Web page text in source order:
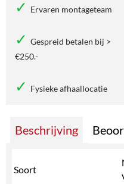
Ervaren montageteam
Gespreid betalen bij >
€250.-
Fysieke afhaallocatie
Beschrijving
Soort